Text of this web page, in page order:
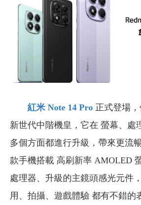
紅米 Note 14 Pro 正式登場
新世代中階機皇，它在 螢幕、處
多個方面都進行升級，帶來更流
款手機搭載 高刷新率 AMOLED
處理器、升級的主鏡頭感光元件
用、拍攝、遊戲體驗 都有不錯的